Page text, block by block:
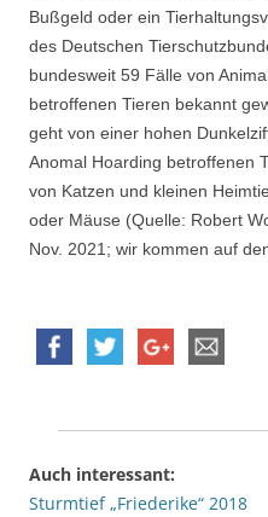
Bußgeld oder ein
des Deutschen
bundesweit 59 Fälle von
betroffenen Tieren bekannt
geht von einer hohen
Anomal Hoarding betroffenen
von Katzen und kleinen
oder Mäuse (Quelle: Robert
Nov. 2021; wir kommen auf
Auch interessant:
Sturmtief „Friederike“ 2018